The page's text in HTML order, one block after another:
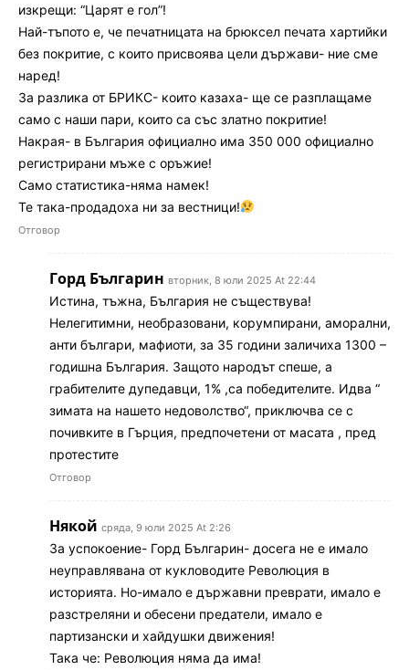
изкрещи: “Царят е гол”!
Най-тъпото е, че печатницата на брюксел печата хартийки
без покритие, с които присвоява цели държави- ние сме
наред!
За разлика от БРИКС- които казаха- ще се разплащаме
само с наши пари, които са със златно покритие!
Накрая- в България официално има 350 000 официално
регистрирани мъже с оръжие!
Само статистика-няма намек!
Те така-продадоха ни за вестници!
Отговор
Горд Българин вторник, 8 юли 2025 At 22:44
Истина, тъжна, България не съществува!
Нелегитимни, необразовани, корумпирани, аморални,
анти българи, мафиоти, за 35 години заличиха 1300 –
годишна България. Защото народът спеше, а
грабителите дупедавци, 1% ,са победителите. Идва “
зимата на нашето недоволство“, приключва се с
почивките в Гърция, предпочетени от масата , пред
протестите
Отговор
Някой сряда, 9 юли 2025 At 2:26
За успокоение- Горд Българин- досега не е имало
неуправлявана от кукловодите Революция в
историята. Но-имало е държавни преврати, имало е
разстреляни и обесени предатели, имало е
партизански и хайдушки движения!
Така че: Революция няма да има!